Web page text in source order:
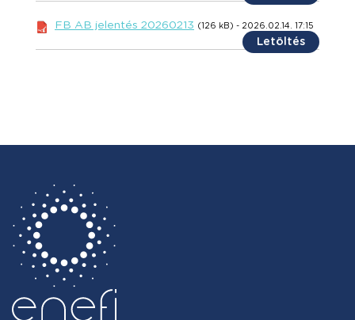
FB AB jelentés 20260213 (126 kB) - 2026.02.14. 17:15
Letöltés